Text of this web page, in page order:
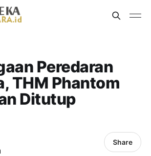
Peredaran
THM Phantom
Ditutup
Share